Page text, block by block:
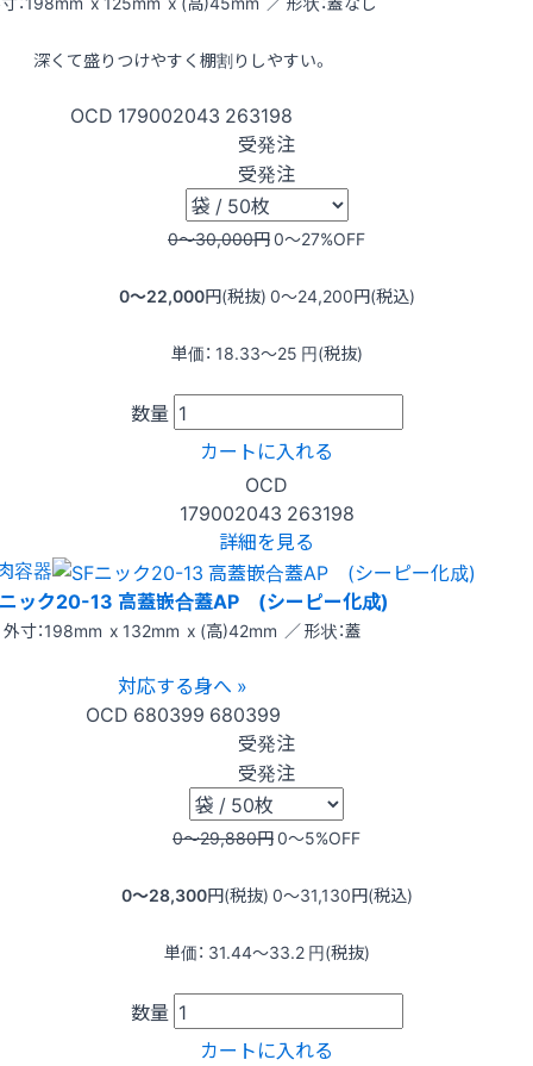
深くて盛りつけやすく棚割りしやすい。
OCD 179002043 263198
受発注
受発注
0〜30,000円0〜27%OFF
0〜22,000円(税抜) 0〜24,200円(税込)
単価： 18.33〜25 円(税抜)
数量
カートに入れる
OCD
179002043 263198
詳細を見る
容器
ック20-13 高蓋嵌合蓋AP (シーピー化成)
外寸：198mm x 132mm x (高)42mm ／ 形状：蓋
対応する身へ »
OCD 680399 680399
受発注
受発注
0〜29,880円0〜5%OFF
0〜28,300円(税抜) 0〜31,130円(税込)
単価： 31.44〜33.2 円(税抜)
数量
カートに入れる